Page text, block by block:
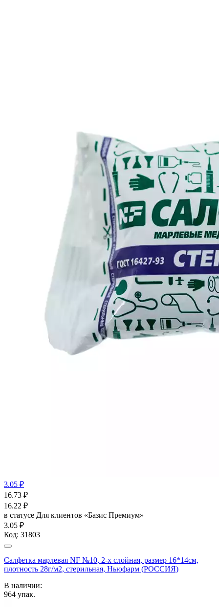
3.05 ₽
16.73 ₽
16.22 ₽
в статусе Для клиентов «Базис Премиум»
3.05 ₽
Код: 31803
Салфетка марлевая NF №10, 2-х слойная, размер 16*14см,
плотность 28г/м2, стерильная, Ньюфарм (РОССИЯ)
В наличии:
964 упак.